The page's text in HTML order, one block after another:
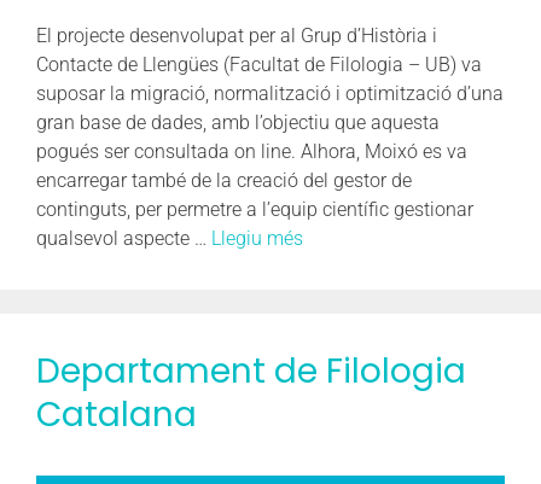
El projecte desenvolupat per al Grup d’Història i
Contacte de Llengües (Facultat de Filologia – UB) va
suposar la migració, normalització i optimització d’una
gran base de dades, amb l’objectiu que aquesta
pogués ser consultada on line. Alhora, Moixó es va
encarregar també de la creació del gestor de
continguts, per permetre a l’equip científic gestionar
qualsevol aspecte … Llegiu més
Departament de Filologia
Catalana